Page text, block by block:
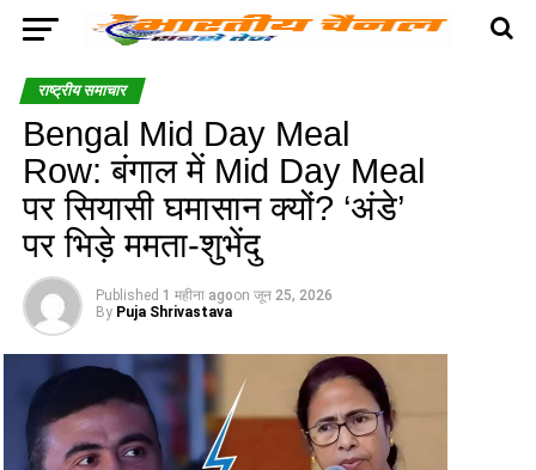
राष्ट्रीय समाचार
Bengal Mid Day Meal
Row: बंगाल में Mid Day Meal
पर सियासी घमासान क्यों? ‘अंडे’
पर भिड़े ममता-शुभेंदु
Published 1 महीना agoon जून 25, 2026
By Puja Shrivastava